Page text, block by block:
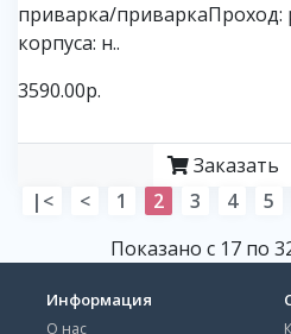
приварка/
корпуса: н..
3590.00р.
Заказать
|<
< 1 2 3 4 5
Показано с 17 по
Информация
О нас